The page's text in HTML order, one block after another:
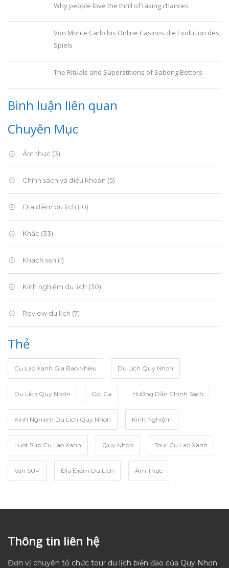
Why people love the thrill of taking chances
Von Monte Carlo bis Online Casinos die Evolution des
Spiels
The Rituals and Superstitions of Sabong Bettors
Bình luận liên quan
Chuyên Mục
Ẩm thực (3)
Chính sách và điều khoản (5)
Địa điểm du lịch (10)
Khác (33)
Khách sạn (1)
Kinh nghiệm du lịch (30)
Review du lịch (7)
Thẻ
Cu Lao Xanh Gia Bao Nhieu Du Lich Quy Nhon
Du Lịch Quy Nhơn Goi Ca Hướng Dẫn Chính Sách
Kinh Nghiem Du Lich Quy Nhon Kinh Nghiệm
Luot Sup Cu Lao Xanh Quy Nhon Tour Cu Lao Xanh
Ván SUP Địa Điểm Du Lịch Ẩm Thực
Thông tin liên hệ
Đơn vị chuyên tổ chức tour du lịch biển đảo của Quy Nhơn